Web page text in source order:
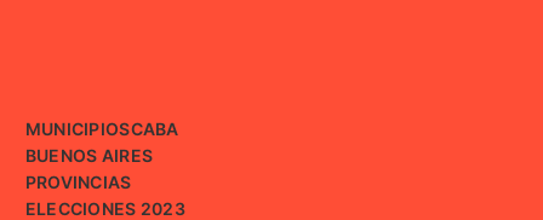
MUNICIPIOSCABA
BUENOS AIRES
PROVINCIAS
ELECCIONES 2023